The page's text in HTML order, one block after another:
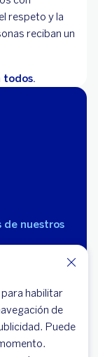
habilitar
de
Puede
respeto y la
reciban un
todos.
de nuestros
de Banca